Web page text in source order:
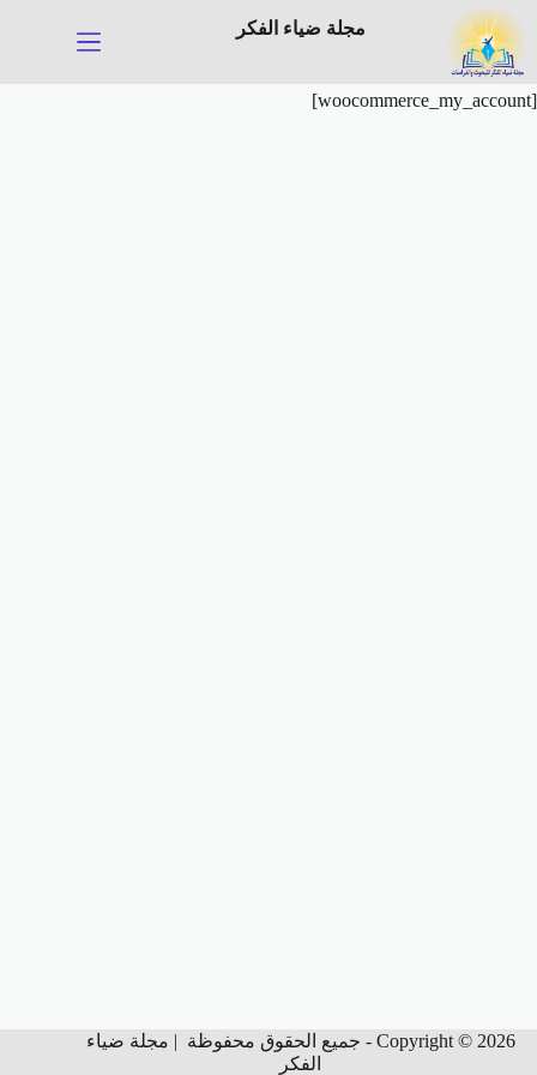
التجاوز
المحتوى
مجلة ضياء الفكر
[woocommerce_my_account]
Copyright © 2026 - جميع الحقوق محفوظة | مجلة ضياء
الفكر